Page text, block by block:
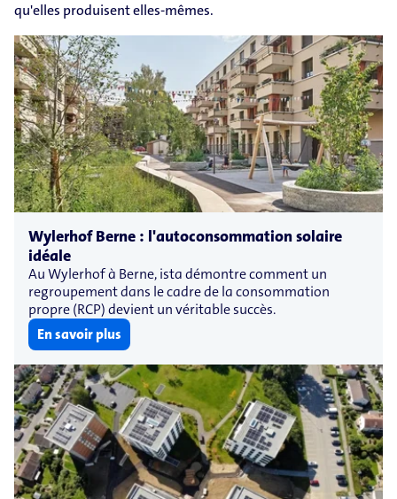
qu'elles produisent elles-mêmes.
Wylerhof Berne : l'autoconsommation solaire
idéale
Au Wylerhof à Berne, ista démontre comment un
regroupement dans le cadre de la consommation
propre (RCP) devient un véritable succès.
En savoir plus